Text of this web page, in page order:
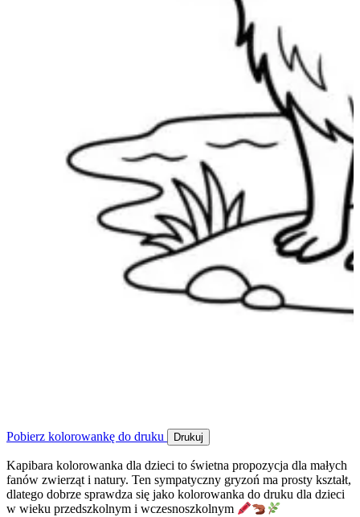
Pobierz kolorowankę do druku Drukuj
Kapibara kolorowanka dla dzieci to świetna propozycja dla małych
fanów zwierząt i natury. Ten sympatyczny gryzoń ma prosty kształt,
dlatego dobrze sprawdza się jako kolorowanka do druku dla dzieci
w wieku przedszkolnym i wczesnoszkolnym